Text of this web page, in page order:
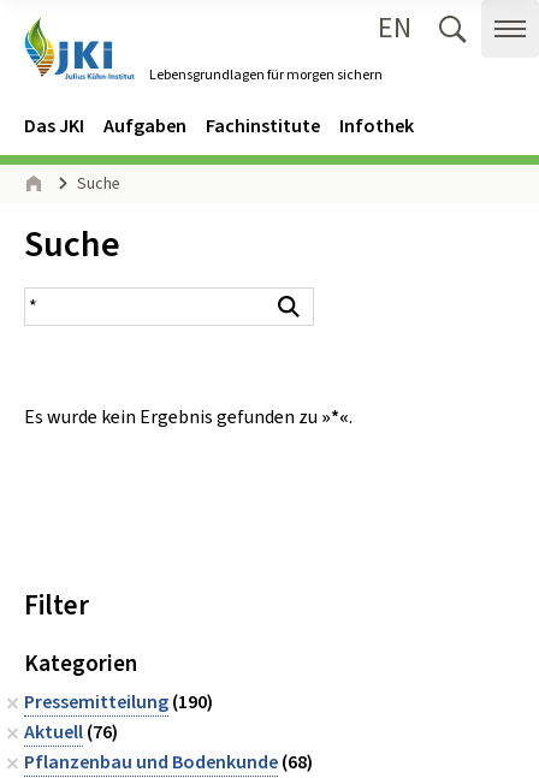
Lebensgrundlagen für morgen sichern
EN
Navigation
Hauptmenü
Das JKI Aufgaben Fachinstitute Infothek
Seitenpfad
Suche
Inhalt:
Suche
Suchergebnis
Es wurde kein Ergebnis gefunden zu »*«.
Filter
Kategorien
Pressemitteilung(190)
Aktuell(76)
Pflanzenbau und Bodenkunde(68)